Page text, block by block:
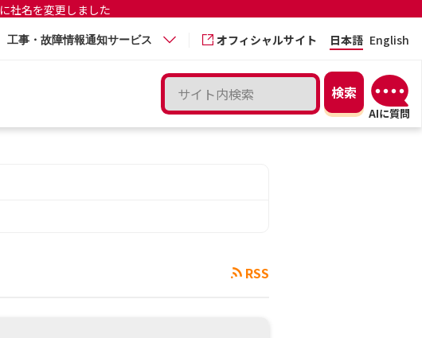
社名を変更しました
工事・故障情報通知サービス オフィシャルサイト 日本語 English
RSS